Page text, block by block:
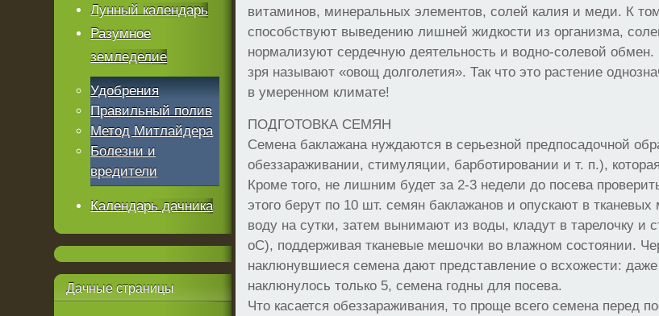
витаминов, минеральных элементов, солей калия и меди. К
способствуют выведению лишней жидкости из организма,
нормализуют сердечную деятельность и водно-солевой
зря называют «овощ долголетия». Так что это растение
в умеренном климате!
ПОДГОТОВКА СЕМЯН
Семена баклажана нуждаются в серьезной предпосадочной
обеззараживании, стимуляции, барботировании и т. п.),
Кроме того, не лишним будет за 2-3 недели до посева
этого берут по 10 шт. семян баклажанов и опускают в
воду на сутки, затем вынимают из воды, кладут в тарелочку и
оС), поддерживая тканевые мешочки во влажном состоянии.
наклюнувшиеся семена дают представление о всхожести:
наклюнулось только 5, семена годны для посева.
Что касается обеззараживания, то проще всего семена перед
Лунный календарь
Разумное
земледелие
Удобрения
Правильный полив
Метод Митлайдера
Болезни и
вредители
Календарь дачника
Дачные страницы